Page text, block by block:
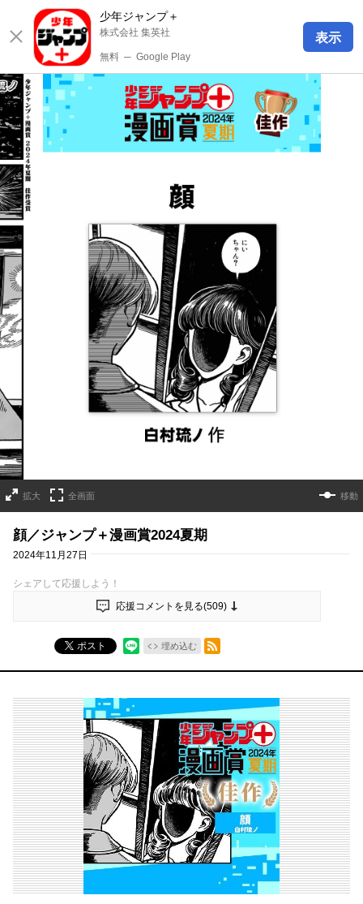
少年ジャンプ＋
株式会社 集英社
無料 ─ Google Play
表示
拡大 全画面 移動
顔／ジャンプ＋漫画賞2024夏期
2024年11月27日
シェアして応援しよう！
応援コメントを見る(509)
ポスト 埋め込む
RSSフィード